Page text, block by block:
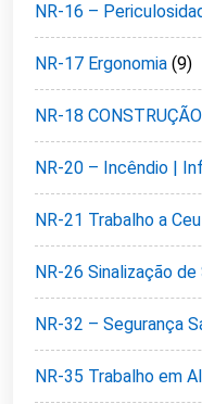
NR-16 –
NR-17 Ergonomia (9)
NR-18 CONSTRUÇÃO
NR-20 – Incêndio |
NR-21 Trabalho a
NR-26 Sinalização
NR-32 – Segurança
NR-35 Trabalho em